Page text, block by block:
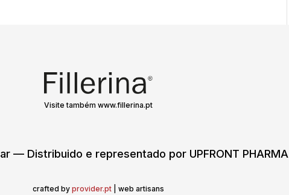
Visite também www.fillerina.pt
— Distribuido e representado por UPFRONT PHARMA
crafted by provider.pt | web artisans